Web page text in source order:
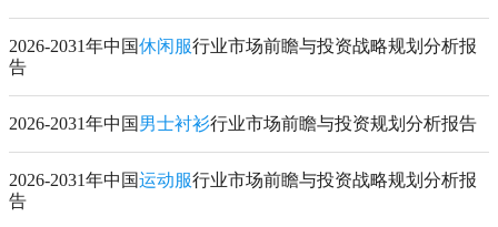
2026-2031年中国休闲服行业市场前瞻与投资战略规划分析报
告
2026-2031年中国 男士衬衫行业市场前瞻与投资规划分析报告
2026-2031年中国运动服行业市场前瞻与投资战略规划分析报
告